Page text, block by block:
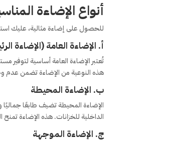
أنواع الإضاءة
للحصول على إضاءة مثالية، عليك
أ. الإضاءة العامة (الإضاءة
تُعتبر الإضاءة العامة أساسية
هذه النوعية من الإضاءة تضمن عدم
ب. الإضاءة المحيطة
الداخلية للخزانات. هذه الإضاءة
ج. الإضاءة الموجهة